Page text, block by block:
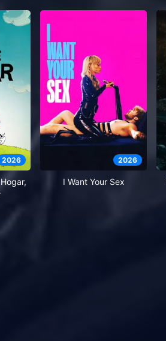
2026 2026
I Want Your Sex